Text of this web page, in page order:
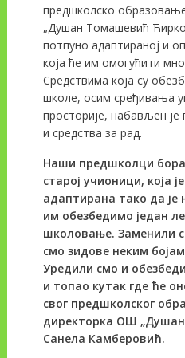
предшколско
„Душан Томашевић
потпуно адаптираној и
која ће им омогућити
Средствима која су
школе, осим сређивања
просторије, набављен
и средства за рад.
Наши предшколци
старој учионици, која
адаптирана тако да
им обезбедимо један
школовање. Заменили
смо зидове неким
Уредили смо и
и топао кутак где ће
свог предшколског
директорка ОШ
Санела Камберовић.